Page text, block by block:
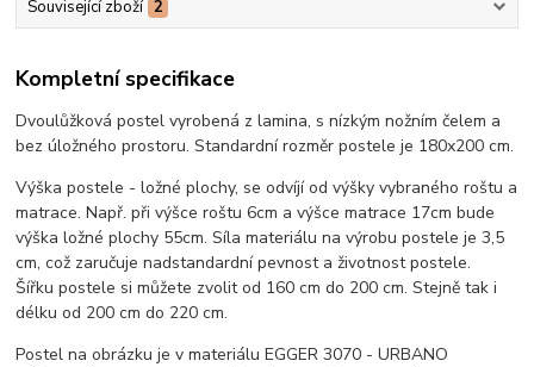
Související zboží 2
Kompletní specifikace
Dvoulůžková postel vyrobená z lamina, s nízkým nožním čelem a
bez úložného prostoru. Standardní rozměr postele je 180x200 cm.
Výška postele - ložné plochy, se odvíjí od výšky vybraného roštu a
matrace. Např. při výšce roštu 6cm a výšce matrace 17cm bude
výška ložné plochy 55cm. Síla materiálu na výrobu postele je 3,5
cm, což zaručuje nadstandardní pevnost a životnost postele.
Šířku postele si můžete zvolit od 160 cm do 200 cm. Stejně tak i
délku od 200 cm do 220 cm.
Postel na obrázku je v materiálu EGGER 3070 - URBANO